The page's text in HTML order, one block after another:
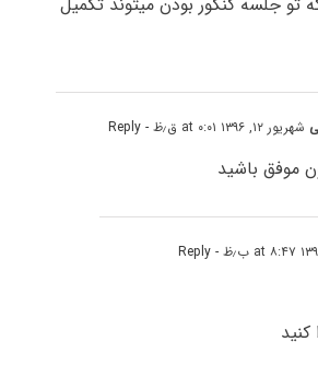
شهریور ۱۲, ۱۳۹۶ at ۰:۰۱ ق٫ظ - Reply
موفق باشید
- Reply